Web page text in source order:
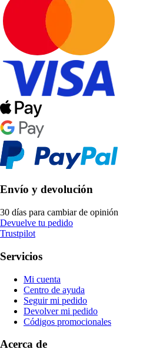
Envío y devolución
30 días para cambiar de opinión
Devuelve tu pedido
Trustpilot
Servicios
Mi cuenta
Centro de ayuda
Seguir mi pedido
Devolver mi pedido
Códigos promocionales
Acerca de